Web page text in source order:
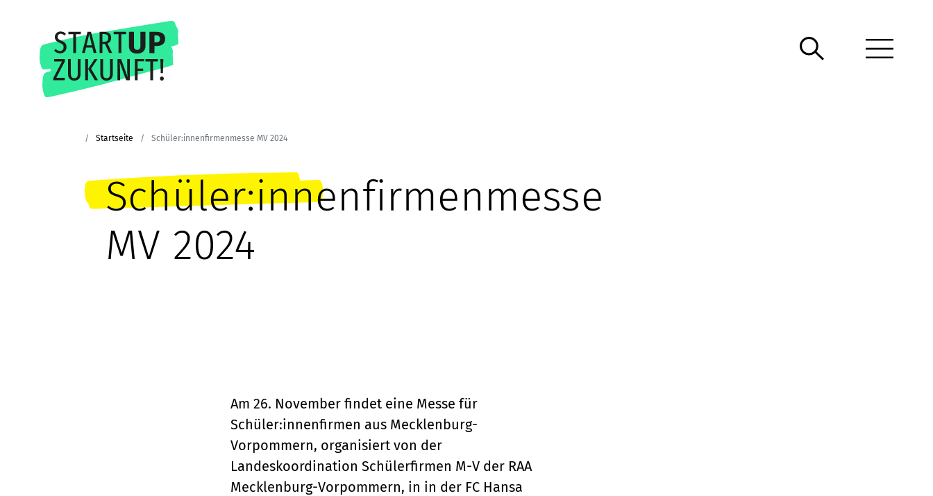
Startseite Schüler:innenfirmenmesse MV 2024
Schüler:innenfirmenmesse
MV 2024
Am 26. November findet eine Messe für
Schüler:innenfirmen aus Mecklenburg-
Vorpommern, organisiert von der
Landeskoordination Schülerfirmen M-V der RAA
Mecklenburg-Vorpommern, in in der FC Hansa